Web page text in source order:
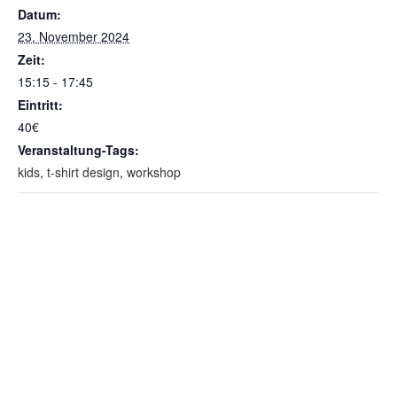
Datum:
23. November 2024
Zeit:
15:15 - 17:45
Eintritt:
40€
Veranstaltung-Tags:
kids, t-shirt design, workshop